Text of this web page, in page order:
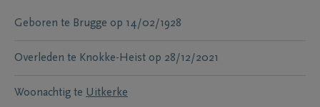
Geboren te Brugge op 14/02/1928
Overleden te Knokke-Heist op 28/12/2021
Woonachtig te Uitkerke